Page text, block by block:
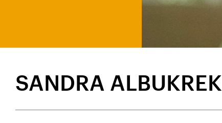
SANDRA ALBUKREK